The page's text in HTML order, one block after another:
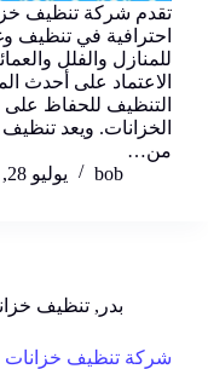
تقدم شركة تنظيف
احترافية في تنظيف
للمنازل والفلل
الاعتماد على أحدث
التنظيف للحفاظ
الخزانات. ويعد
من…
bob
يوليو 28, 2026
بدر , تنظيف
شركة تنظيف خزانات